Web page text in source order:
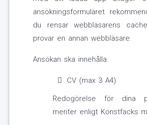
ansökningsformuläret
du rensar webbläsarens
provar en annan webbläsare.
Ansökan ska innehålla:
CV (max 3 A4)
Redogörelse för dina
meriter enligt Konstfacks